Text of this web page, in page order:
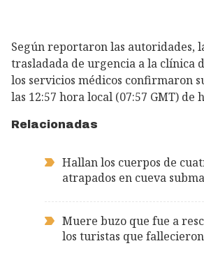
Según reportaron las autoridades,
trasladada de urgencia a la clínica
los servicios médicos confirmaron
las 12:57 hora local (07:57 GMT) de
Relacionadas
Hallan los cuerpos de
atrapados en cueva
Muere buzo que fue a
los turistas que